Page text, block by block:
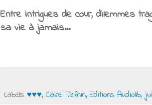
Entre intrigues de cour, dilemmes
sa vie à jamais...
Labels: ♥♥♥, Claire Tefnin, Editions Audiolib,